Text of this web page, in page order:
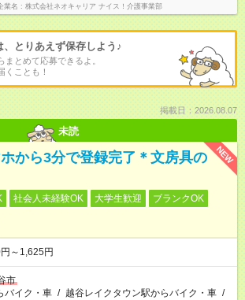
業名 株式会社ネオキャリア ナイス！介護事業部
、とりあえず保存しよう♪
とめて応募できるよ。
くことも！
掲載日：2026.08.07
未読
NEW
ホから3分で登録完了＊文房具の
社会人未経験OK 大学生歓迎
ブランクOK
～1,625円
市
バイク・車 / 越谷レイクタウン駅からバイク・車 /